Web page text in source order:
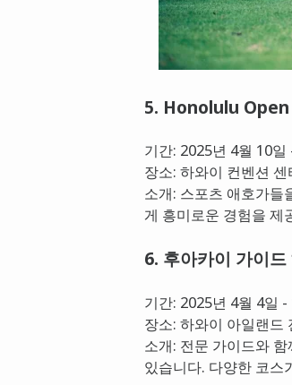
5. Honolulu Open
기간: 2025년 4월 10일
장소: 하와이 컨벤션
소개: 스포츠 애호가들
게 흥미로운 경험을 제
6. 후아카이 가이
기간: 2025년 4월 4일 -
장소: 하와이 아일랜드
소개: 전문 가이드와
있습니다. 다양한 코스